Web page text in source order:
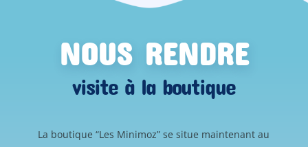
NOUS RENDRE
visite à la boutique
La boutique “Les Minimoz” se situe maintenant au